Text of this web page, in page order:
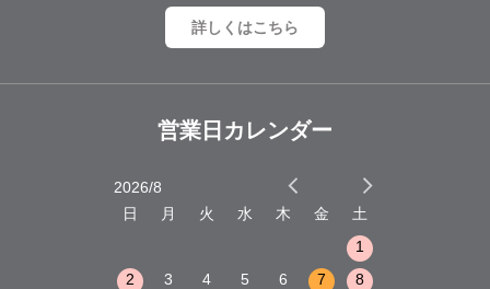
詳しくはこちら
営業日カレンダー
2026/8
日
月 火 水 木 金
土
1
2
3 4 5 6 7
8